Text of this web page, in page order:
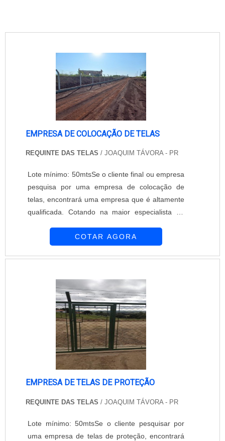
EMPRESA DE COLOCAÇÃO DE TELAS
REQUINTE DAS TELAS / JOAQUIM TÁVORA - PR
Lote mínimo: 50mtsSe o cliente final ou empresa
pesquisa por uma empresa de colocação de
telas, encontrará uma empresa que é altamente
qualificada. Cotando na maior especialista do
qualidade da área de atuação.É importante
materiais, além de evitar prejuízo...
COTAR AGORA
EMPRESA DE TELAS DE PROTEÇÃO
REQUINTE DAS TELAS / JOAQUIM TÁVORA - PR
Lote mínimo: 50mtsSe o cliente pesquisar por
uma empresa de telas de proteção, encontrará